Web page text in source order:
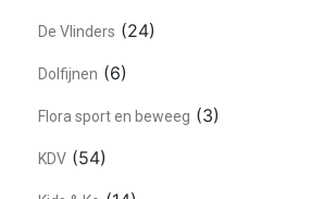
De Vlinders (24)
Dolfijnen (6)
Flora sport en beweeg (3)
KDV (54)